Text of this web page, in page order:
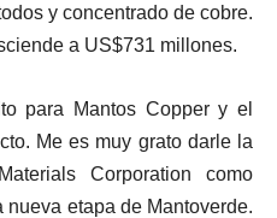
y concentrado de cobre.
a US$731 millones.
para Mantos Copper y el
Me es muy grato darle la
Corporation como
etapa de Mantoverde.